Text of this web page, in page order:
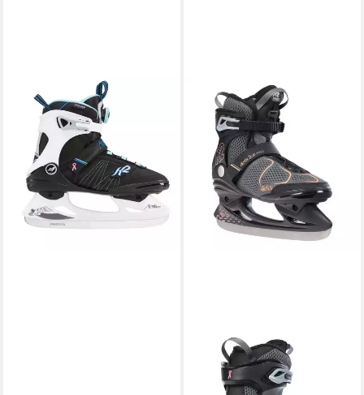
Schlittschuhe Alexis Ice Boa
135,99 €
lieferbar - in 2-3 Werktagen bei dir